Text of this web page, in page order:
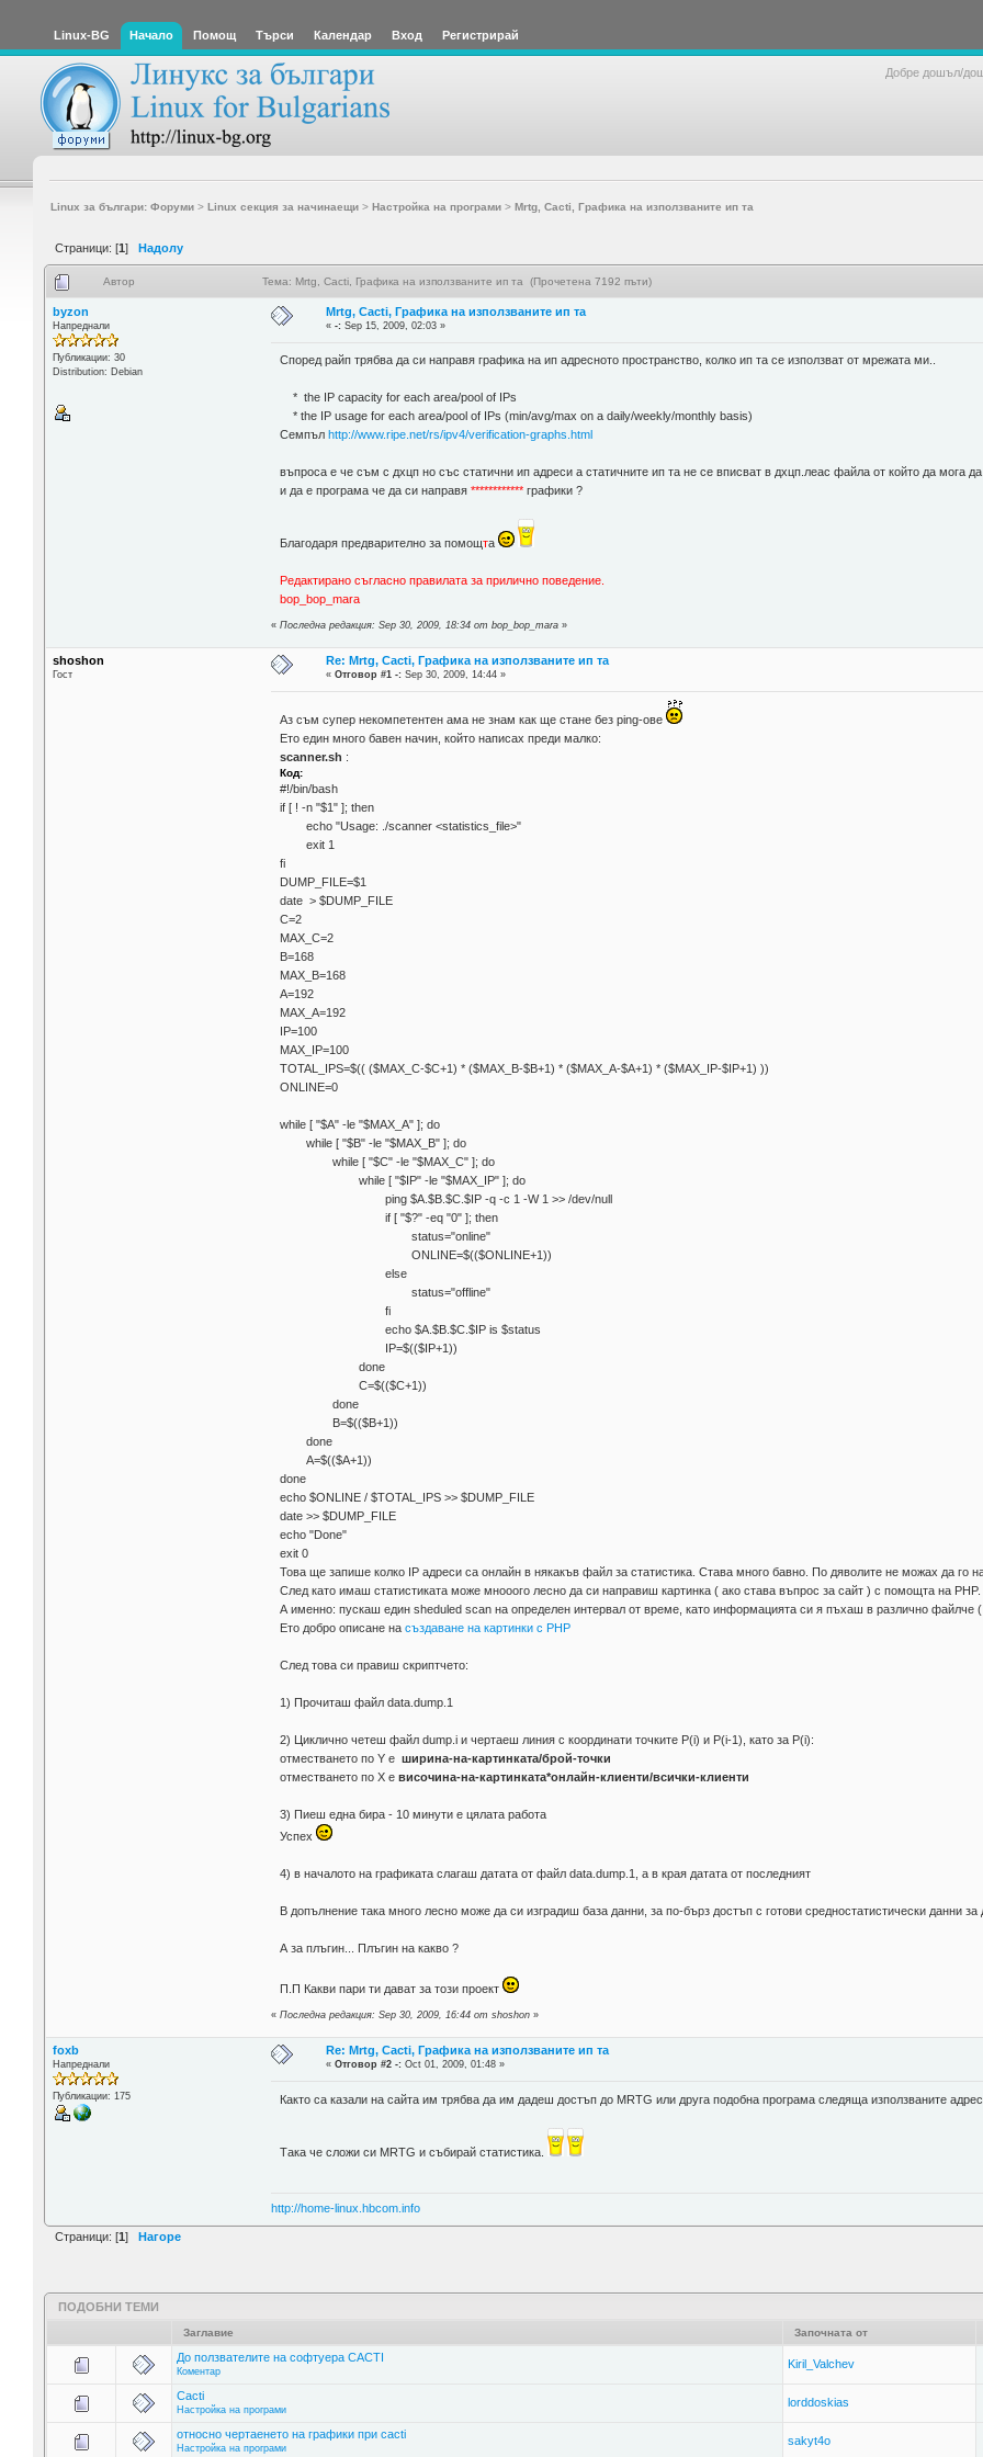
Linux-BG Начало Помощ Търси Календар Вход Регистрирай
Добре дошъл/
Linux за българи: Форуми> Linux секция за начинаещи> Настройка на програми> Mrtg, Cacti, Графика на използваните ип та
Страници: [1] Надолу
Автор Тема: Mrtg, Cacti, Графика на използваните ип та (Прочетена 7192 пъти)
byzon
Напреднали
Публикации: 30
Distribution: Debian
Mrtg, Cacti, Графика на използваните ип та
«-: Sep 15, 2009, 02:03 »
Според райп трябва да си направя графика на ип адресното пространство, колко ип та се използват от мрежата ми..
* the IP capacity for each area/pool of IPs
* the IP usage for each area/pool of IPs (min/avg/max on a daily/weekly/monthly basis)
Семпъл http://www.ripe.net/rs/ipv4/verification-graphs.html
въпроса е че съм с дхцп но със статични ип адреси а статичните ип та не се вписват в дхцп.леас файла от който да мога
и да е програма че да си направя************ графики ?
Благодаря предварително за помощта
Редактирано съгласно правилата за прилично поведение.
bop_bop_mara
«Последна редакция: Sep 30, 2009, 18:34 от bop_bop_mara »
shoshon
Гост
Re: Mrtg, Cacti, Графика на използваните ип та
«Отговор #1 -: Sep 30, 2009, 14:44 »
Аз съм супер некомпетентен ама не знам как ще стане без ping-ове
Ето един много бавен начин, който написах преди малко:
scanner.sh :
Код:
#!/bin/bash
if [ ! -n "$1" ]; then
echo "Usage: ./scanner <statistics_file>"
exit 1
fi
DUMP_FILE=$1
date > $DUMP_FILE
C=2
MAX_C=2
B=168
MAX_B=168
A=192
MAX_A=192
IP=100
MAX_IP=100
TOTAL_IPS=$(( ($MAX_C-$C+1) * ($MAX_B-$B+1) * ($MAX_A-$A+1) * ($MAX_IP-$IP+1) ))
ONLINE=0
while [ "$A" -le "$MAX_A" ]; do
while [ "$B" -le "$MAX_B" ]; do
while [ "$C" -le "$MAX_C" ]; do
while [ "$IP" -le "$MAX_IP" ]; do
ping $A.$B.$C.$IP -q -c 1 -W 1 >> /dev/null
if [ "$?" -eq "0" ]; then
status="online"
ONLINE=$(($ONLINE+1))
else
status="offline"
fi
echo $A.$B.$C.$IP is $status
IP=$(($IP+1))
done
C=$(($C+1))
done
B=$(($B+1))
done
A=$(($A+1))
done
echo $ONLINE / $TOTAL_IPS >> $DUMP_FILE
date >> $DUMP_FILE
echo "Done"
exit 0
Това ще запише колко IP адреси са онлайн в някакъв файл за статистика. Става много бавно. По дяволите не можах да го
След като имаш статистиката може мнооого лесно да си направиш картинка ( ако става въпрос за сайт ) с помощта на PHP.
А именно: пускаш един sheduled scan на определен интервал от време, като информацията си я пъхаш в различно файлче (
Ето добро описане насъздаване на картинки с PHP
След това си правиш скриптчето:
1) Прочиташ файл data.dump.1
2) Циклично четеш файл dump.i и чертаеш линия с координати точките P(i) и P(i-1), като за P(i):
отместването по Y еширина-на-картинката/брой-точки
отместването по X eвисочина-на-картинката*онлайн-клиенти/всички-клиенти
3) Пиеш една бира - 10 минути е цялата работа
Успех
4) в началото на графиката слагаш датата от файл data.dump.1, а в края датата от последният
В допълнение така много лесно може да си изградиш база данни, за по-бърз достъп с готови средностатистически данни
А за плъгин... Плъгин на какво ?
П.П Какви пари ти дават за този проект
«Последна редакция: Sep 30, 2009, 16:44 от shoshon »
foxb
Напреднали
Публикации: 175
Re: Mrtg, Cacti, Графика на използваните ип та
«Отговор #2 -: Oct 01, 2009, 01:48 »
Както са казали на сайта им трябва да им дадеш достъп до MRTG или друга подобна програма следяща използваните
Така че сложи си MRTG и събирай статистика.
http://home-linux.hbcom.info
Страници: [1 ] Нагоре
ПОДОБНИ ТЕМИ
Заглавие Започната от
До ползвателите на софтуера CACTI
Коментар
Kiril_Valchev
Cacti
Настройка на програми
lorddoskias
относно чертаенето на графики при cacti
Настройка на програми
sakyt4o